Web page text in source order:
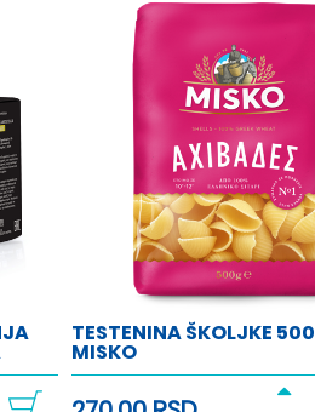
TESTENINA ŠKOLJKE
MISKO